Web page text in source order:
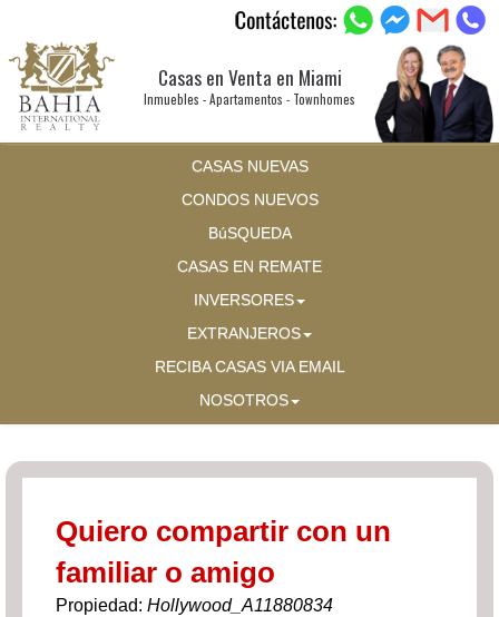
Casas en Venta en Miami
Inmuebles - Apartamentos - Townhomes
CASAS NUEVAS
CONDOS NUEVOS
BúSQUEDA
CASAS EN REMATE
INVERSORES
EXTRANJEROS
RECIBA CASAS VIA EMAIL
NOSOTROS
Quiero compartir con un
familiar o amigo
Propiedad: Hollywood_A11880834